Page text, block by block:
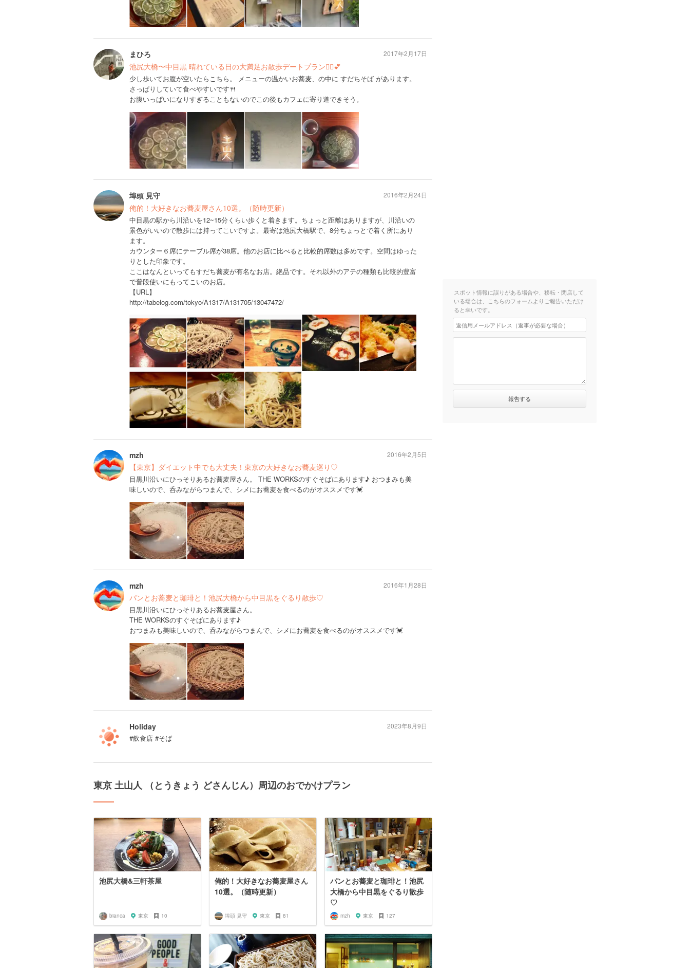
まひろ
池尻大橋〜中目黒 晴れている日の大満足お散歩デートプラン🚶‍♀️💕
少し歩いてお腹が空いたらこちら。 メニューの温かいお蕎麦、の中に すだちそば があります。
さっぱりしていて食べやすいです🍴
お腹いっぱいになりすぎることもないのでこの後もカフェに寄り道できそう。
2017年2月17日
埠頭 見守
俺的！大好きなお蕎麦屋さん10選。（随時更新）
中目黒の駅から川沿いを12~15分くらい歩くと着きます。ちょっと距離はありますが、川沿いの
景色がいいので散歩には持ってこいですよ。最寄は池尻大橋駅で、8分ちょっとで着く所にあり
ます。
カウンター６席にテーブル席が38席。他のお店に比べると比較的席数は多めです。空間はゆった
りとした印象です。
ここはなんといってもすだち蕎麦が有名なお店。絶品です。それ以外のアテの種類も比較的豊富
で普段使いにもってこいのお店。
【URL】
http://tabelog.com/tokyo/A1317/A131705/13047472/
2016年2月24日
mzh
【東京】ダイエット中でも大丈夫！東京の大好きなお蕎麦巡り♡
目黒川沿いにひっそりあるお蕎麦屋さん。 THE WORKSのすぐそばにあります♪ おつまみも美
味しいので、呑みながらつまんで、シメにお蕎麦を食べるのがオススメです💓
2016年2月5日
mzh
パンとお蕎麦と珈琲と！池尻大橋から中目黒をぐるり散歩♡
目黒川沿いにひっそりあるお蕎麦屋さん。
THE WORKSのすぐそばにあります♪
おつまみも美味しいので、呑みながらつまんで、シメにお蕎麦を食べるのがオススメです💓
2016年1月28日
Holiday
#飲食店 #そば
2023年8月9日
東京 土山人 （とうきょう どさんじん）周辺のおでかけプラン
池尻大橋&三軒茶屋
bianca 東京 10
俺的！大好きなお蕎麦屋さん
10選。（随時更新）
埠頭 見守 東京 81
パンとお蕎麦と珈琲と！池尻
大橋から中目黒をぐるり散歩
♡
mzh 東京 127
スポット情報に誤りがある場合や、移転・閉店して
いる場合は、こちらのフォームよりご報告いただけ
ると幸いです。